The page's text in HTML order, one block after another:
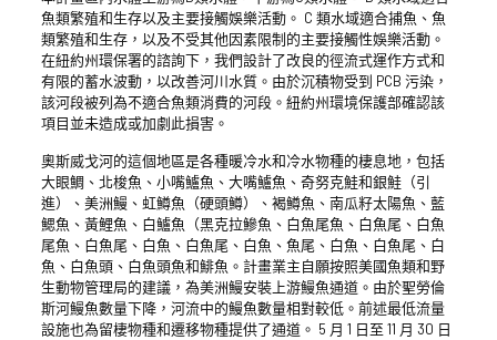
魚類繁殖和生存以及主要接觸娛樂活動。 C 類水域適合捕魚、魚
類繁殖和生存，以及不受其他因素限制的主要接觸性娛樂活動。
在紐約州環保署的諮詢下，我們設計了改良的徑流式運作方式和
有限的蓄水波動，以改善河川水質。由於沉積物受到 PCB 污染，
該河段被列為不適合魚類消費的河段。紐約州環境保護部確認該
項目並未造成或加劇此損害。
奧斯威戈河的這個地區是各種暖冷水和冷水物種的棲息地，包括
大眼鯛、北梭魚、小嘴鱸魚、大嘴鱸魚、奇努克鮭和銀鮭（引
進）、美洲鰻、虹鱒魚（硬頭鱒）、褐鱒魚、南瓜籽太陽魚、藍
鰓魚、黃鯉魚、白鱸魚（黑克拉鰺魚、白魚尾魚、白魚尾、白魚
尾魚、白魚尾、白魚、白魚尾、白魚、魚尾、白魚、白魚尾、白
魚、白魚頭、白魚頭魚和鯡魚。計畫業主自願按照美國魚類和野
生動物管理局的建議，為美洲鰻安裝上游鰻魚通道。由於聖勞倫
斯河鰻魚數量下降，河流中的鰻魚數量相對較低。前述最低流量
設施也為留棲物種和遷移物種提供了通道。 5 月 1 日至 11 月 30 日